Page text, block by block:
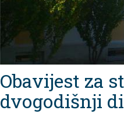
Obavijest za
dvogodišnji